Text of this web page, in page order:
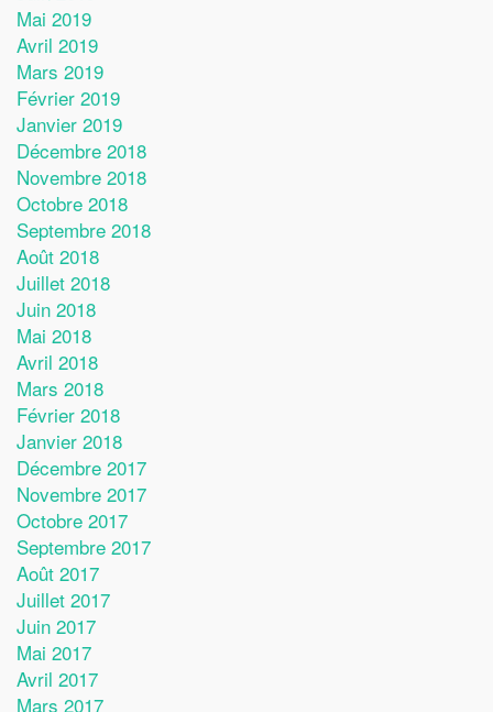
Mai 2019
Avril 2019
Mars 2019
Février 2019
Janvier 2019
Décembre 2018
Novembre 2018
Octobre 2018
Septembre 2018
Août 2018
Juillet 2018
Juin 2018
Mai 2018
Avril 2018
Mars 2018
Février 2018
Janvier 2018
Décembre 2017
Novembre 2017
Octobre 2017
Septembre 2017
Août 2017
Juillet 2017
Juin 2017
Mai 2017
Avril 2017
Mars 2017